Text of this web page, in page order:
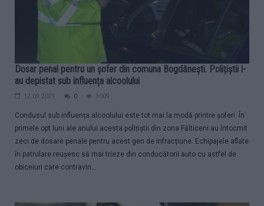
Dosar penal pentru un șofer din comuna Bogdănești. Polițiștii l-
au depistat sub influența alcoolului
12.09.2021 0 3009
Condusul sub influența alcoolului este tot mai la modă printre șoferi. În
primele opt luni ale anului acesta polițiștii din zona Fălticeni au întocmit
zeci de dosare penale pentru acest gen de infracțiune. Echipajele aflate
în patrulare reușesc să mai trieze din conducătorii auto cu astfel de
obiceiuri care contravin...